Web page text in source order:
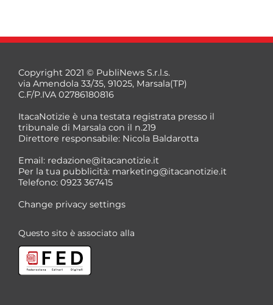
Copyright 2021 © PubliNews S.r.l.s.
via Amendola 33/35, 91025, Marsala(TP)
C.F/P.IVA 02786180816
ItacaNotizie è una testata registrata presso il
tribunale di Marsala con il n.219
Direttore responsabile: Nicola Baldarotta
Email: redazione@itacanotizie.it
Per la tua pubblicità: marketing@itacanotizie.it
Telefono: 0923 367415
Change privacy settings
Questo sito è associato alla